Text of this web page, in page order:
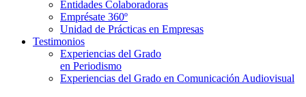
Entidades Colaboradoras
Emprésate 360º
Unidad de Prácticas en Empresas
Testimonios
Experiencias del Grado
en Periodismo
Experiencias del Grado en Comunicación Audiovisual